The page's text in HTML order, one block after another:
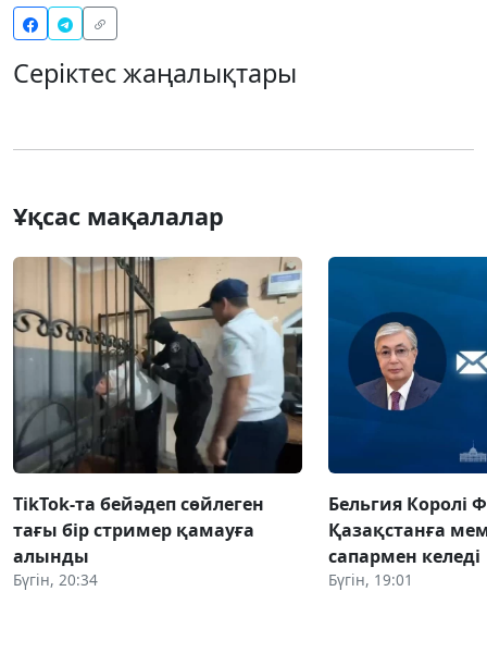
Серіктес жаңалықтары
Ұқсас мақалалар
TikTok-та бейәдеп сөйлеген
тағы бір стример қамауға
алынды
Бүгін, 20:34
Бельгия Королі
Қазақстанға
сапармен келеді
Бүгін, 19:01